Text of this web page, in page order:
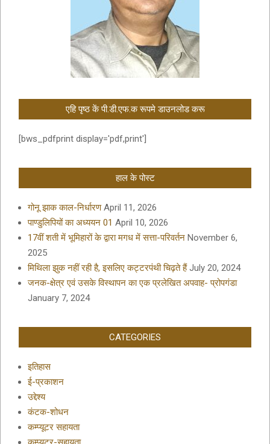
एहि पृष्ठ कें पी.डी.एफ.क रूपमे डाउनलोड करू
[bws_pdfprint display='pdf,print']
हाल के पोस्ट
गोनू झाक काल-निर्धारण April 11, 2026
पाण्डुलिपियों का अध्ययन 01 April 10, 2026
17वीं शती में भूमिहारों के द्वारा मगध में सत्ता-परिवर्तन November 6,
2025
मिथिला झुक नहीं रही है, इसलिए कट्टरपंथी चिढ़ते हैं July 20, 2024
जनक-क्षेत्र एवं उसके विस्थापन का एक प्रलेखित अपवाह- प्रोपगंडा
January 7, 2024
CATEGORIES
इतिहास
ई-प्रकाशन
उद्देश्य
कंटक-शोधन
कम्प्यूटर सहायता